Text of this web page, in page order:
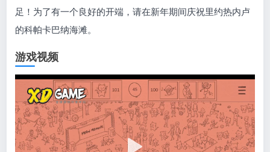
足！为了有一个良好的开端，请在新年期间庆祝里约热内卢
的科帕卡巴纳海滩。
游戏视频